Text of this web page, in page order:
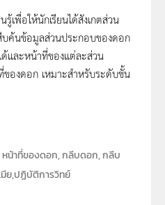
องดอกมีอะไรบ้าง
เพื่อให้นักเรียนได้สังเกตส่วน
ค้นข้อมูลส่วนประกอบของดอก
ด้และหน้าที่ของแต่ละส่วน
ของดอก เหมาะสำหรับระดับชั้น
น้าที่ของดอก, กลีบดอก, กลีบ
มีย,ปฏิบัติการวิทย์